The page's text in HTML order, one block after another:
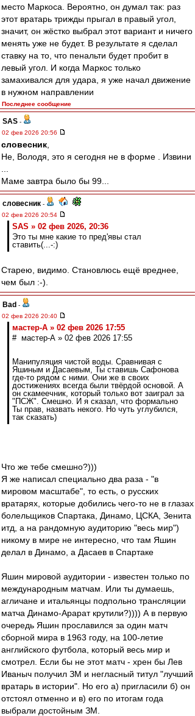
место Маркоса. Вероятно, он думал так: раз
этот вратарь трижды прыгал в правый угол,
значит, он жёстко выбрал этот вариант и ничего
менять уже не будет. В результате я сделал
ставку на то, что пенальти будет пробит в
левый угол. И когда Маркос только
замахивался для удара, я уже начал движение
в нужном направлении
Последнее сообщение
SAS -
02 фев 2026 20:56
словесник
Не, Володя, это я сегодня не в форме . Извини
Маме завтра было бы 99...
словесник -
02 фев 2026 20:54
SAS » 02 фев 2026, 20:36
Это ты мне какие то пред'явы стал
ставить(...-:)
Старею, видимо. Становлюсь ещё вреднее,
чем был :-).
Bad -
02 фев 2026 20:40
мастер-А » 02 фев 2026 17:55
# мастер-А » 02 фев 2026 17:55
Манипуляция чистой воды. Сравнивая с
Яшиным и Дасаевым, Ты ставишь Сафонова
где-то рядом с ними. Они же в своих
достижениях всегда были твёрдой основой. А
он скамеечник, который только вот заиграл за
"ПСЖ". Смешно. И я сказал, что формально
Ты прав, назвать некого. Но чуть углубился,
так сказать)
Что же тебе смешно?)))
Я же написал специально два раза - "в
мировом масштабе", то есть, о русских
вратарях, которые добились чего-то не в глазах
болельщиков Спартака, Динамо, ЦСКА, Зенита
итд, а на рандомную аудиторию "весь мир")
никому в мире не интересно, что там Яшин
делал в Динамо, а Дасаев в Спартаке
Яшин мировой аудитории - известен только по
международным матчам. Или ты думаешь,
агличане и итальянцы подпольно трансляции
матча Динамо-Арарат крутили?)))) А в первую
очередь Яшин прославился за один матч
сборной мира в 1963 году, на 100-летие
английского футбола, который весь мир и
смотрел. Если бы не этот матч - хрен бы Лев
Иваныч получил ЗМ и негласный титул "лучший
вратарь в истории". Но его а) пригласили б) он
отстоял отменно и в) его по итогам года
выбрали достойным ЗМ.